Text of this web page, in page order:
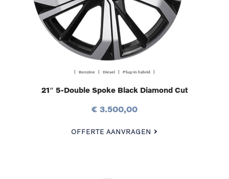
| Benzine | Diesel | Plug-in hybrid |
21″ 5-Double Spoke Black Diamond Cut
€ 3.500,00
OFFERTE AANVRAGEN